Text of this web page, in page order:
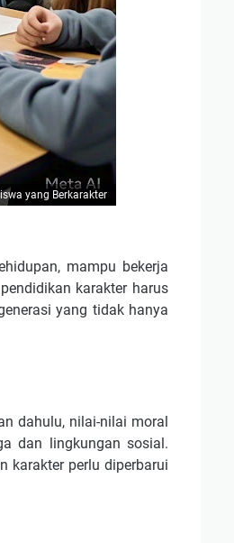
yang Berkarakter
mampu bekerja
karakter harus
yang tidak hanya
dahulu, nilai-nilai moral
dan lingkungan sosial.
karakter perlu diperbarui